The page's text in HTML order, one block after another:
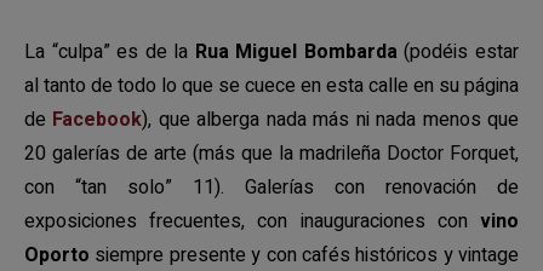
La “culpa” es de la Rua Miguel Bombarda (podéis estar
al tanto de todo lo que se cuece en esta calle en su página
de Facebook), que alberga nada más ni nada menos que
20 galerías de arte (más que la madrileña Doctor Forquet,
con “tan solo” 11). Galerías con renovación de
exposiciones frecuentes, con inauguraciones con vino
Oporto siempre presente y con cafés históricos y vintage